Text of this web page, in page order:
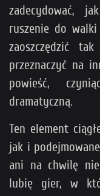
zadecydować,
ruszenie do
zaoszczędzić
przeznaczyć na
powieść,
dramatyczną.
Ten element
jak i
ani na chwilę
lubię gier, w